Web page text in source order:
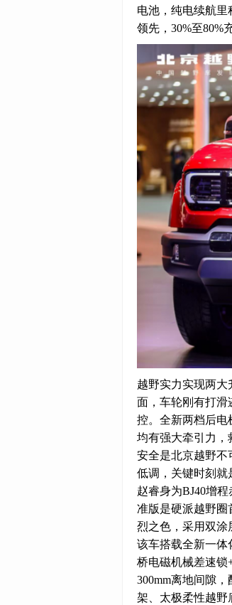
电池，纯电续航里
领先，30%至80%
越野实力实现两
面，车轮刚有打滑
控。全新两档后电
均有强大牵引力，
安全是北京越野不
低调，关键时刻就
赵睿身为BJ40增
准版是硬派越野圈
烈之色，采用双涂
该车搭载全新一体
桥电磁机械差速锁
300mm离地间隙
架、太极柔性越野